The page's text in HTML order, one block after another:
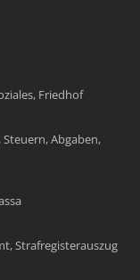
Friedhof
Abgaben,
Strafregisterauszug